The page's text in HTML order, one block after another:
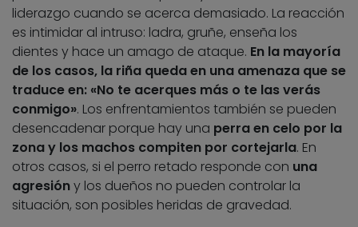
liderazgo cuando se acerca demasiado. La reacción
es intimidar al intruso: ladra, gruñe, enseña los
dientes y hace un amago de ataque. En la mayoría
de los casos, la riña queda en una amenaza que se
traduce en: «No te acerques más o te las verás
conmigo». Los enfrentamientos también se pueden
desencadenar porque hay una perra en celo por la
zona y los machos compiten por cortejarla. En
otros casos, si el perro retado responde con una
agresióny los dueños no pueden controlar la
situación, son posibles heridas de gravedad.